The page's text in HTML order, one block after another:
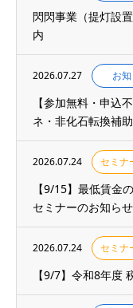
閃閃事業（提灯設
内
2026.07.27 お
【参加無料・申込
ネ・非化石転換補
2026.07.24 セミナ
【9/15】最低賃金
セミナーのお知らせ
2026.07.24 セミナ
【9/7】令和8年度